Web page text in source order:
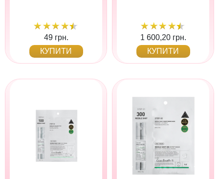
49 грн.
КУПИТИ
1 600,20 грн.
КУПИТИ